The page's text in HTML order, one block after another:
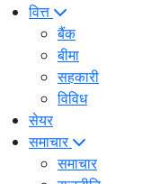
वित्त
बैंक
बीमा
सहकारी
विविध
सेयर
समाचार
समाचार